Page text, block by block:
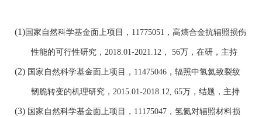
(1) 国家自然科学基金面上项目， 11775051 ， 高熵合金抗辐照损伤
性能的可行性研究， 2018.01-2021.12 ， 56万，在研，主持
(2) 国家自然科学基金面上项目， 11475046 ， 辐照中氢氦致裂纹
韧脆转变的机理研究， 2015.01-2018.12, 65万，结题，主持
(3) 国家自然科学基金面上项目， 11175047 ，氢氦对辐照材料损